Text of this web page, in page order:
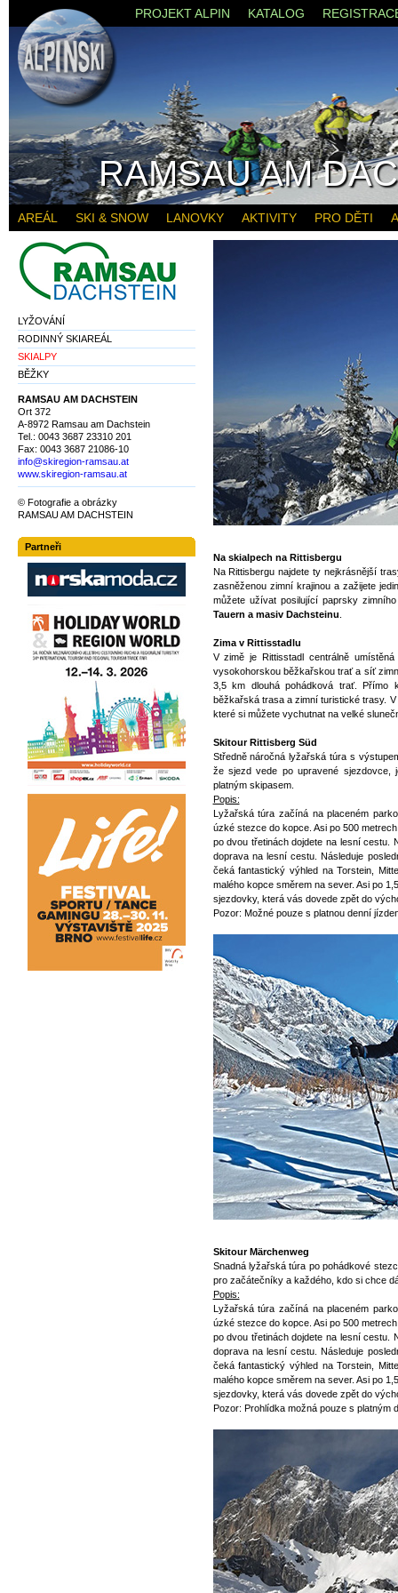
Na skialpech na Rittisbergu
Na Rittisbergu najdete ty nejkrásnější
zasněženou zimní krajinou a zažijete
můžete užívat posilující paprsky
Tauern a masiv Dachsteinu
Zima v Rittisstadlu
V zimě je Rittisstadl centrálně
vysokohorskou běžkařskou trať a síť
3,5 km dlouhá pohádková trať. Přímo
běžkařská trasa a zimní turistické trasy.
které si můžete vychutnat na velké
Skitour Rittisberg Süd
Středně náročná lyžařská túra s
že sjezd vede po upravené
platným skipasem.
Popis:
Lyžařská túra začíná na placeném
úzké stezce do kopce. Asi po 500
po dvou třetinách dojdete na lesní cestu.
doprava na lesní cestu. Následuje
čeká fantastický výhled na Torstein,
malého kopce směrem na sever. Asi po
sjezdovky, která vás dovede zpět do
Pozor: Možné pouze s platnou denní
Skitour Märchenweg
Snadná lyžařská túra po pohádkové
pro začátečníky a každého, kdo si chce
Popis:
Lyžařská túra začíná na placeném
úzké stezce do kopce. Asi po 500
po dvou třetinách dojdete na lesní cestu.
doprava na lesní cestu. Následuje
čeká fantastický výhled na Torstein,
malého kopce směrem na sever. Asi po
sjezdovky, která vás dovede zpět do
Pozor: Prohlídka možná pouze s platným
LYŽOVÁNÍ
RODINNÝ SKIAREÁL
SKIALPY
BĚŽKY
RAMSAU AM DACHSTEIN
Ort 372
A-8972 Ramsau am Dachstein
Tel.: 0043 3687 23310 201
Fax: 0043 3687 21086-10
info@skiregion-ramsau.at
www.skiregion-ramsau.at
© Fotografie a obrázky
RAMSAU AM DACHSTEIN
Partneři
PROJEKT ALPIN KATALOG
AREÁL SKI & SNOW LANOVKY AKTIVITY PRO DĚTI
RAMSAU AM